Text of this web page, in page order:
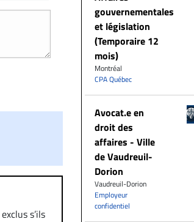
s’ils
gouvernementales
et législation
(Temporaire 12
mois)
Montréal
CPA Québec
Avocat.e en
droit des
affaires - Ville
de Vaudreuil-
Dorion
Vaudreuil-Dorion
Employeur
confidentiel